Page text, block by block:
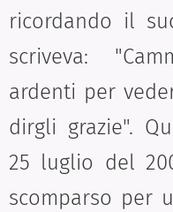
ricordando il
scriveva:
ardenti per
dirgli grazie".
25 luglio del
scomparso per